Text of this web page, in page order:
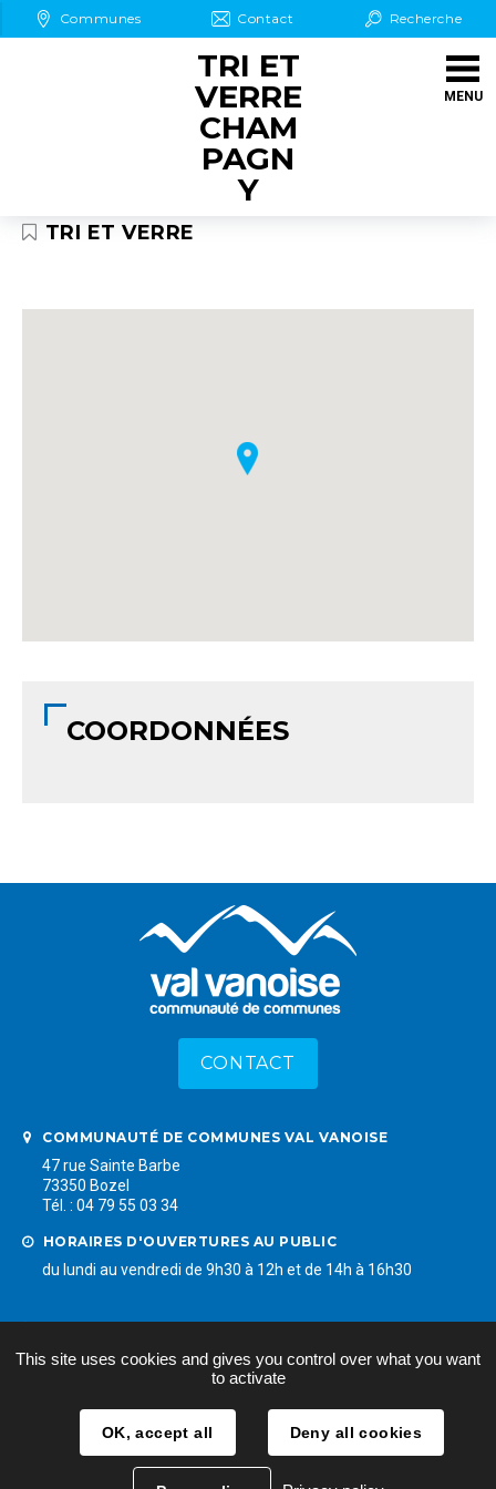
Aller à la rechercheTRI ET
VERRE
CHAM
PAGN
Y
Communes Contact Recherche
MENU
TRI ET VERRE
COORDONNÉES
CONTACT
COMMUNAUTÉ DE COMMUNES VAL VANOISE
47 rue Sainte Barbe
73350 Bozel
Tél. : 04 79 55 03 34
HORAIRES D'OUVERTURES AU PUBLIC
du lundi au vendredi de 9h30 à 12h et de 14h à 16h30
Mentions légales
Données personnelles
Offres d'emplois - Stages
This site uses cookies and gives you control over what you want
to activate
OK, accept all Deny all cookies